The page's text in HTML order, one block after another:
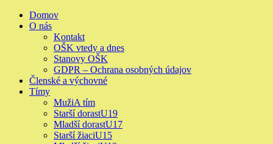
Skip
Primary
Menu
Domov
O nás
Kontakt
OŠK vtedy a dnes
Stanovy OŠK
GDPR – Ochrana osobných údajov
Členské a výchovné
Tímy
MužiA tím
Starší dorastU19
Mladší dorastU17
Starší žiaciU15